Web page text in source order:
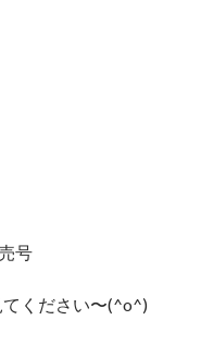
号
ください〜(^o^)